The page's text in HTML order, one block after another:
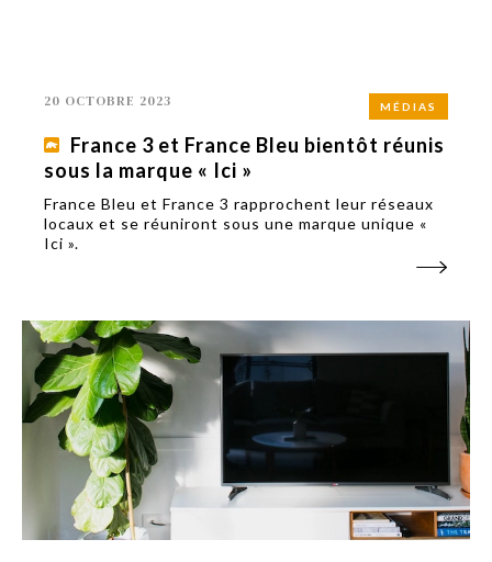
MÉDIAS
20 OCTOBRE 2023
France 3 et France Bleu bientôt réunis
sous la marque « Ici »
France Bleu et France 3 rapprochent leur réseaux
locaux et se réuniront sous une marque unique «
Ici ».